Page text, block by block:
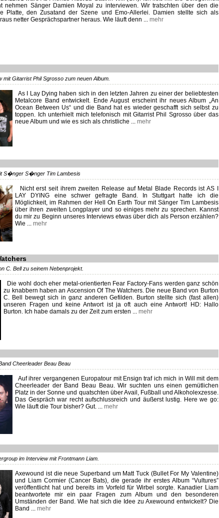
nehmen Sänger Damien Moyal zu interviewen. Wir tratschten über den die
Platte, den Zusatand der Szene und Emo-Allerlei. Damien stellte sich als
netter Gesprächspartner heraus. Wie läuft denn ...
mehr
mit Gitarrist Phil Sgrosso zum neuen Album.
As I Lay Dying haben sich in den letzten Jahren zu einer der beliebtesten
Metalcore Band entwickelt. Ende August erscheint ihr neues Album „An
Ocean Between Us“ und die Band hat es wieder geschafft sich selbst zu
toppen. Ich unterhielt mich telefonisch mit Gitarrist Phil Sgrosso über das
neue Album und wie es sich als christliche ...
mehr
S�nger S�nger Tim Lambesis
Nicht erst seit ihrem zweiten Release auf Metal Blade Records ist AS I
LAY DYING eine schwer gefragte Band. In Stuttgart hatte ich die
Möglichkeit, im Rahmen der Hell On Earth Tour mit Sänger Tim Lambesis
über ihren zweiten Longplayer und so einiges mehr zu sprechen. Kannst
du mir zu Beginn unseres Interviews etwas über dich als Person erzählen?
Wie ...
mehr
C. Bell zu seinem Nebenprojekt.
Die wohl doch eher metal-orientierten Fear Factory-Fans werden ganz schön
zu knabbern haben an Ascension Of The Watchers. Die neue Band von Burton
C. Bell bewegt sich in ganz anderen Gefilden. Burton stellte sich (fast allen)
unseren Fragen und keine Antwort ist ja oft auch eine Antwort! HD: Hallo
Burton. Ich habe damals zu der Zeit zum ersten ...
mehr
Cheerleader Beau Beau
Auf ihrer vergangenen Europatour mit Ensign traf ich mich in Will mit dem
Cheerleader der Band Beau Beau. Wir suchten uns einen gemütlichen
Platz in der Sonne und quatschten über Avail, Fußball und Alkoholexzesse.
Das Gespräch war recht aufschlussreich und äußerst lustig. Here we go:
Wie läuft die Tour bisher? Gut. ...
mehr
im Interview mit Frontmann Liam.
Axewound ist die neue Superband um Matt Tuck (Bullet For My Valentine)
und Liam Cormier (Cancer Bats), die gerade ihr erstes Album “Vultures”
veröffentlicht hat und bereits im Vorfeld für Wirbel sorgte. Kanadier Liam
beantwortete mir ein paar Fragen zum Album und den besonderen
Umständen der Band. Wie hat sich die Idee zu Axewound entwickelt? Die
Band ...
mehr